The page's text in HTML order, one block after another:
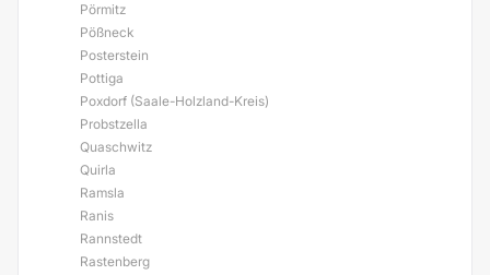
Pörmitz
Pößneck
Posterstein
Pottiga
Poxdorf (Saale-Holzland-Kreis)
Probstzella
Quaschwitz
Quirla
Ramsla
Ranis
Rannstedt
Rastenberg